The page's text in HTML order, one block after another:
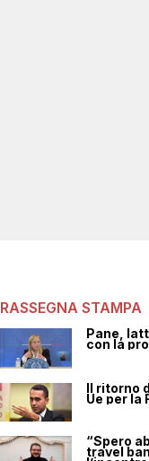
RASSEGNA STAMPA
Pane,
con la
Il ritorno
Ue per la
“Spero
travel